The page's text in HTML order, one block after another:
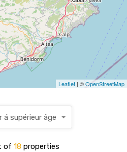
Leaflet | ©OpenStreetMap
of 18 properties
á supérieur âge